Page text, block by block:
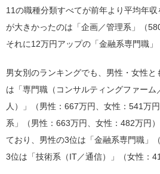
11の職種分類すべてが前年より平均年
が大きかったのは「企画／管理系」（
それに12万円アップの「金融系専門職」
男女別のランキングでも、男性・女性
は「専門職（コンサルティングファー
人）」（男性：667万円、女性：541万
系」（男性：663万円、女性：482万円
ており、男性の3位は「金融系専門職」
3位は「技術系（IT／通信）」（女性：